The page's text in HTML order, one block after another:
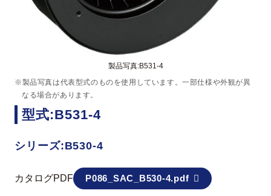
製品写真:B531-4
※製品写真は代表型式のものを使用しています。一部仕様や外観が異
なる場合があります。
型式:B531-4
シリーズ:B530-4
カタログPDF P086_SAC_B530-4.pdf